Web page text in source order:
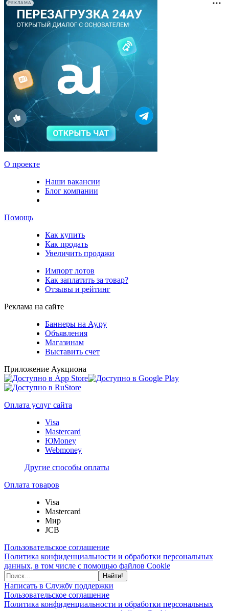
РЕКЛАМА
О проекте
Наши вакансии
Блог компании
Помощь
Как купить
Как продать
Увеличить продажи
Импорт лотов
Как заплатить за товар?
Отзывы и рейтинг
Реклама на сайте
Баннеры на Ау.ру
Объявления
Магазинам
Выставить счет
Приложение Аукциона
Оплата услуг сайта
Visa
Mastercard
ЮMoney
Webmoney
Другие способы оплаты
Оплата товаров
Visa
Mastercard
Мир
JCB
Пользовательское соглашение
Политика конфиденциальности и обработки персональных
данных, в том числе с помощью файлов Cookie
Найти!
Написать в Службу поддержки
Пользовательское соглашение
Политика конфиденциальности и обработки персональных